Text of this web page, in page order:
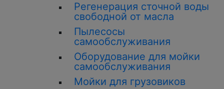
Регенерация сточной воды
свободной от масла
Пылесосы
самообслуживания
Оборудование для мойки
самообслуживания
Мойки для грузовиков